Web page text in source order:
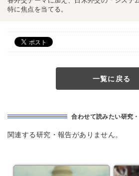
特に焦点を当てる。
一覧に戻る
合わせて読みたい研究
関連する研究・報告がありません。